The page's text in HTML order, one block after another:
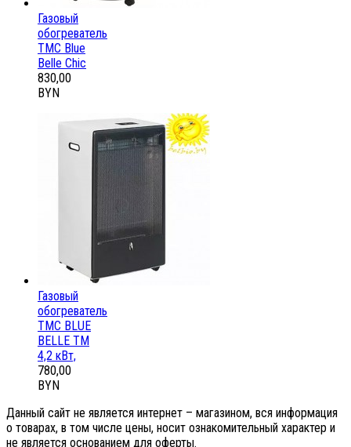
Газовый
обогреватель
ТМС Blue
Belle Chic
830,00
BYN
Газовый
обогреватель
ТМС BLUE
BELLE ТМ
4,2 кВт,
780,00
BYN
Данный сайт не является интернет – магазином, вся информация
о товарах, в том числе цены, носит ознакомительный характер и
не является основанием для оферты.